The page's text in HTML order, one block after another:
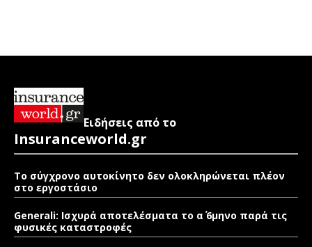
Ειδήσεις από το
Insuranceworld.gr
Το σύγχρονο αυτοκίνητο δεν ολοκληρώνεται πλέον
στο εργοστάσιο
Generali: Ισχυρά αποτελέσματα το α΄ 6μηνο παρά τις
φυσικές καταστροφές